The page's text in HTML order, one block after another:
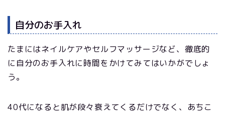
自分のお手入れ
たまにはネイルケアやセルフマッサージなど、徹底的
に自分のお手入れに時間をかけてみてはいかがでしょ
う。
40代になると肌が段々衰えてくるだけでなく、あちこ